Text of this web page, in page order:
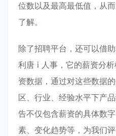
位数以及最高最低值，从
了解。
除了招聘平台，还可以借
利唐 i 人事，它的薪资分
资数据，通过对这些数据
区、行业、经验水平下产
告不仅包含薪资的具体数
素、变化趋势等，为我们